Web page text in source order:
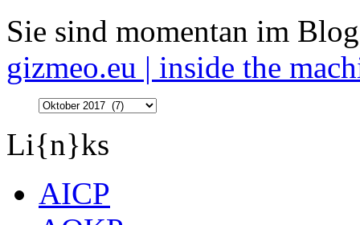
Sie sind momentan im
gizmeo.eu | inside the
Li{n}ks
AICP